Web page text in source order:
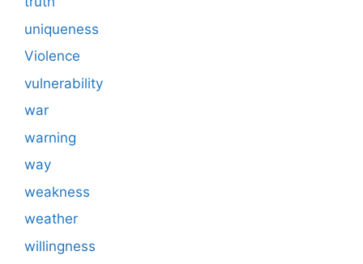
uniqueness
Violence
vulnerability
war
warning
way
weakness
weather
willingness